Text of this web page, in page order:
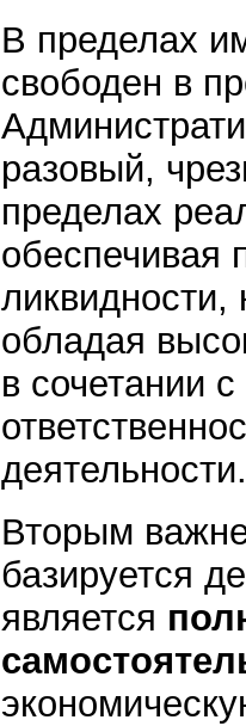
В пределах
свободен в
разовый,
пределах
обеспечивая
ликвидности,
обладая
в сочетании
деятельности.
Вторым
базируется
является